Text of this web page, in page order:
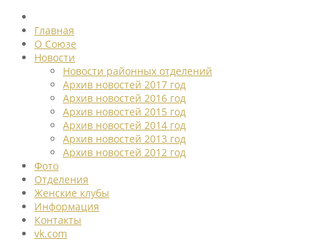
Главная
О Союзе
Новости
Новости районных отделений
Архив новостей 2017 год
Архив новостей 2016 год
Архив новостей 2015 год
Архив новостей 2014 год
Архив новостей 2013 год
Архив новостей 2012 год
Фото
Отделения
Женские клубы
Информация
Контакты
vk.com